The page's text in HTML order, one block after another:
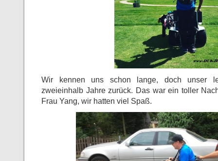
Wir kennen uns schon lange, doch unser
zweieinhalb Jahre zurück. Das war ein toller
Frau Yang, wir hatten viel Spaß.